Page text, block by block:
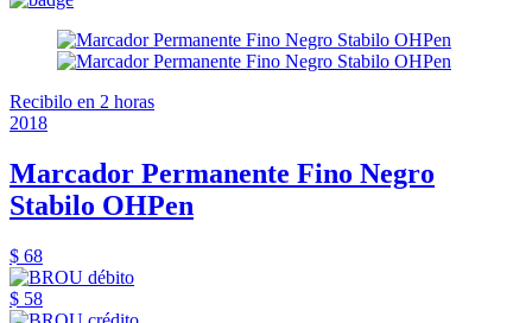
Recibilo en 2 horas
2018
Marcador Permanente Fino Negro
Stabilo OHPen
$ 68
$ 58